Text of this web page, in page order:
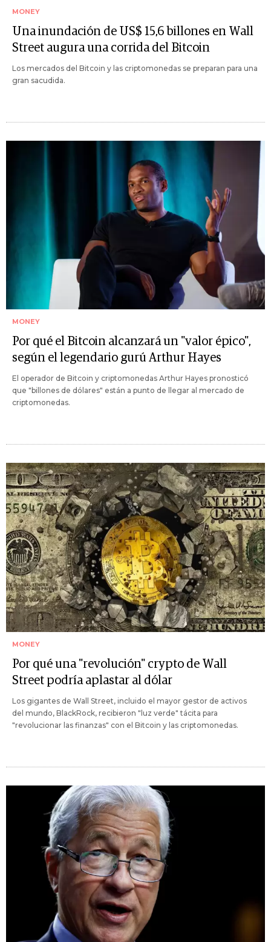
MONEY
Una inundación de US$ 15,6 billones en Wall
Street augura una corrida del Bitcoin
Los mercados del Bitcoin y las criptomonedas se preparan para una
gran sacudida.
MONEY
Por qué el Bitcoin alcanzará un "valor épico",
según el legendario gurú Arthur Hayes
El operador de Bitcoin y criptomonedas Arthur Hayes pronosticó
que "billones de dólares" están a punto de llegar al mercado de
criptomonedas.
MONEY
Por qué una "revolución" crypto de Wall
Street podría aplastar al dólar
Los gigantes de Wall Street, incluido el mayor gestor de activos
del mundo, BlackRock, recibieron "luz verde" tácita para
"revolucionar las finanzas" con el Bitcoin y las criptomonedas.